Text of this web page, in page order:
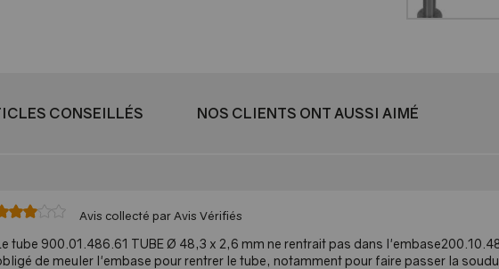
CONSEILLÉS NOS CLIENTS ONT AUSSI AIMÉ
Avis collecté par Avis Vérifiés
tube 900.01.486.61 TUBE Ø 48,3 x 2,6 mm ne rentrait pas dans
de meuler l'embase pour rentrer le tube, notamment pour faire passer la